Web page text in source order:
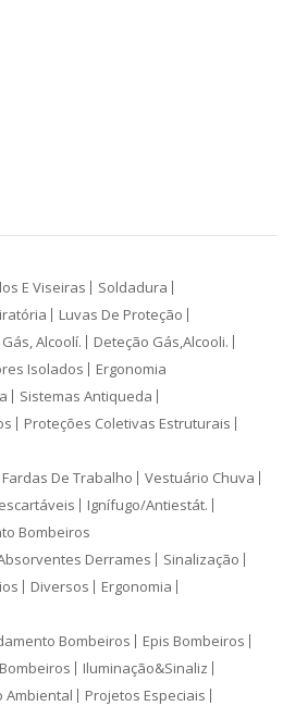
E Viseiras
Soldadura
Luvas De Proteção
Alcoolí.
Deteção Gás,Alcooli.
Isolados Ergonomia
Sistemas Antiqueda
Proteções Coletivas Estruturais
Fardas De Trabalho
Vestuário Chuva
Ignífugo/Antiestát.
Bombeiros
Derrames
Sinalização
Diversos
Ergonomia
Bombeiros
Epis Bombeiros
Iluminação&Sinaliz
Ambiental
Projetos Especiais